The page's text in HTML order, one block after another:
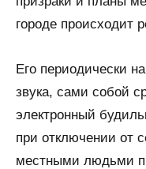
городе происходит
Его периодически
звука, сами собой
электронный
при отключении от
местными людьми